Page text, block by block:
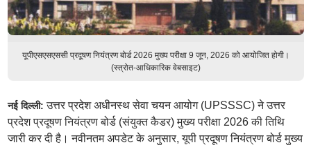
यूपीएसएसएससी प्रदूषण नियंत्रण बोर्ड 2026 मुख्य परीक्षा 9 जून, 2026 को आयोजित होगी।
(स्त्रोत-आधिकारिक वेबसाइट)
नई दिल्ली:उत्तर प्रदेश अधीनस्थ सेवा चयन आयोग (UPSSSC) ने उत्तर
प्रदेश प्रदूषण नियंत्रण बोर्ड (संयुक्त कैडर) मुख्य परीक्षा 2026 की तिथि
जारी कर दी है। नवीनतम अपडेट के अनुसार, यूपी प्रदूषण नियंत्रण बोर्ड मुख्य